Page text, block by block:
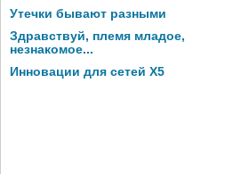
Утечки бывают разными
Здравствуй, племя младое,
незнакомое...
Инновации для сетей X5